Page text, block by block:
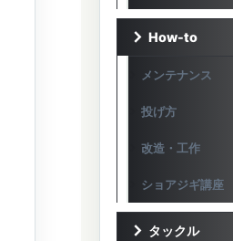
How-to
メンテナンス
投げ方
改造・工作
ショアジギ講座
タックル